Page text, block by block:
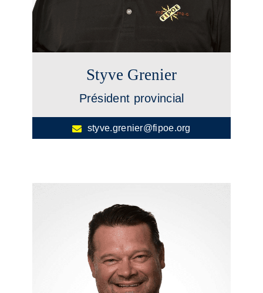
Styve Grenier
Président provincial
styve.grenier@fipoe.org